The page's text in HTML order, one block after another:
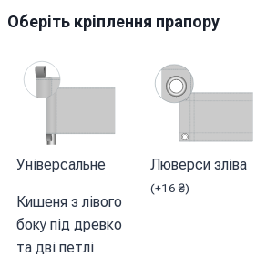
Оберіть кріплення прапору
Універсальне
Кишеня з лівого
боку під древко
та дві петлі
Люверси зліва
(+16₴)